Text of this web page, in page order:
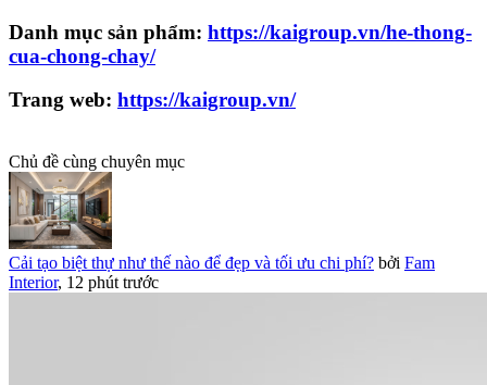
Danh mục sản phẩm: https://kaigroup.vn/he-thong-
cua-chong-chay/
Trang web: https://kaigroup.vn/
Chủ đề cùng chuyên mục
Cải tạo biệt thự như thế nào để đẹp và tối ưu chi phí? bởi Fam
Interior, 12 phút trước